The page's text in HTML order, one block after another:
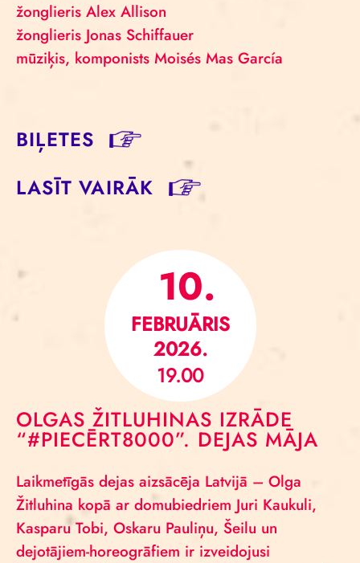
žonglieris Alex Allison
žonglieris Jonas Schiffauer
mūziķis, komponists Moisés Mas García
BIĻETES
LASĪT VAIRĀK
10.
FEBRUĀRIS
2026.
19.00
OLGAS ŽITLUHINAS IZRĀDE
“#PIECĒRT8000”. DEJAS MĀJA
Laikmetīgās dejas aizsācēja Latvijā – Olga
Žitluhina kopā ar domubiedriem Juri Kaukuli,
Kasparu Tobi, Oskaru Pauliņu, Šeilu un
dejotājiem-horeogrāfiem ir izveidojusi